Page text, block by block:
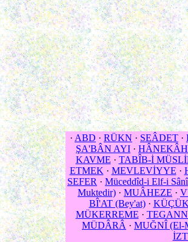
· ABD · RÜKN · SEÂDET ·
ŞA'BÂN AYI · HÂNEKÂH
KAVME · TABÎB-İ
ETMEK · MEVLEVİYYE ·
SEFER · Müceddîd-i Elf-i Sânî
Muktedir) · MUÂHEZE ·
BÎ'AT (Bey'at)·
MÜKERREME ·
MÜDÂRÂ · MUĞNÎ (El-